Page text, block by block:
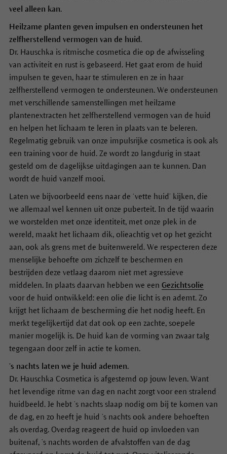
veel alleen kan.
Heilzame planten geven impulsen en ondersteunen het
zelfherstellend vermogen van de huid.
Dr. Hauschka is ritmische cosmetica die op de afwisseling
van activiteit en rust is gebaseerd. Het gaat erom de huid
impulsen te geven, haar te stimuleren en ze in haar
zelfherstellend vermogen te ondersteunen. We ondersteunen
met verschillende samenstellingen met heilzame
plantenextracten het zelfherstellend vermogen van de huid
en helpen het lichaam te leren in plaats van te beleren.
Regelmatig gebruik van onze impulsrijke cosmetica is ook als
een training voor de huid. Ze wordt zo langdurig in staat
gesteld om de dagelijkse uitdagingen aan te kunnen. Dan
wordt de huid vanzelf mooi.
Laten we bijvoorbeeld eens naar de ‘vette huid’ kijken, die
we allemaal wel kennen uit onze puberteit. In de tijd waarin
we worstelden met onze identiteit, met onze plek in de
wereld, maakt het lichaam dik, olieachtig vet op het gezicht
aan, ook als grens met de buitenwereld. We respecteren deze
menselijke behoefte om zichzelf te beschermen en
bestrijden deze vetlaag daarom niet met agressieve
middelen. In plaats daarvan hebben we een Gezichtsolie
voor de huid ontwikkeld: een olie die licht is en ademt. Zo
krijgt het lichaam de bescherming die het nodig heeft. En
merkt tegelijkertijd dat dat ook op een zachte, soepele
manier mogelijk is. De huid kan de vorming van zwaar talg
tegengaan door zelf in actie te komen.
’s nachts laten we je huid ademen.
Dr. Hauschka Cosmetica is afgestemd op jouw leven. Want
het levendige ritme van dag en nacht zorgt voor een stralend
huidbeeld. Je hebt ’s nachts slaap nodig om bij te komen van
de dag, en zo heeft je huid ’s nachts ook andere behoeften
als overdag. Overdag reageert de huid op invloeden van
buitenaf, ’s nachts worden de afvalstoffen van de dag